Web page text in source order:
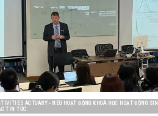
ACTUARY - NEU HOẠT ĐỘNG KHOA HỌC HOẠT ĐỘNG
TIN TỨC